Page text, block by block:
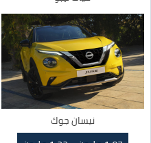
نيسان جوك